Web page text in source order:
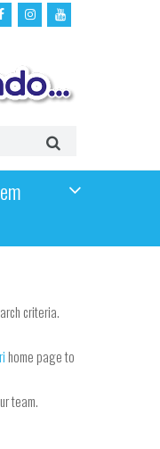
criteria.
home page to
team.